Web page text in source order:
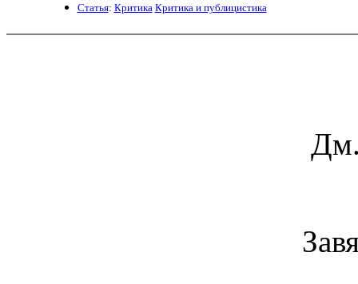
Статья: Критика Критика и публицистика